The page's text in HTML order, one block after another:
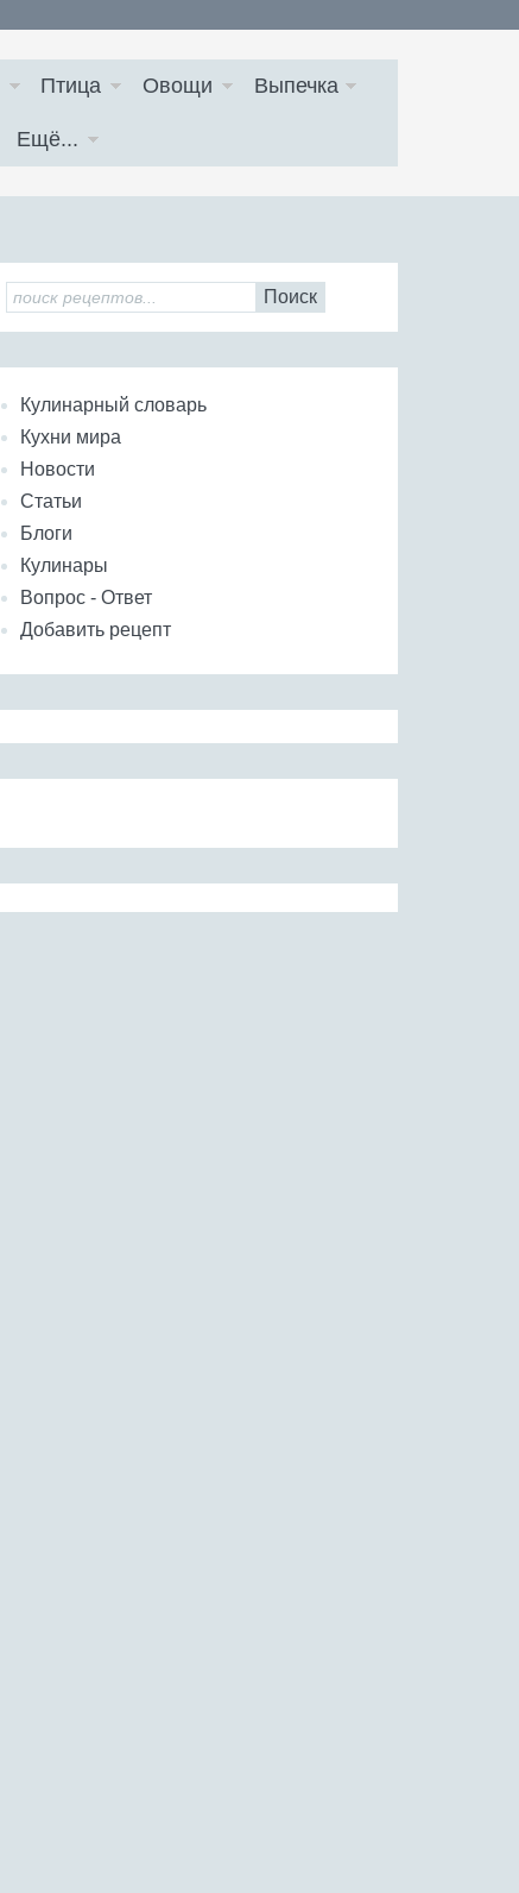
Птица Овощи Выпечка
Ещё...
Поиск
Кулинарный словарь
Кухни мира
Новости
Статьи
Блоги
Кулинары
Вопрос - Ответ
Добавить рецепт